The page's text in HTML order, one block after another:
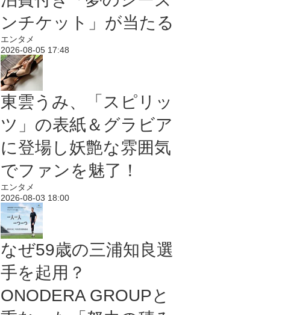
ンチケット」が当たる
エンタメ
2026-08-05 17:48
東雲うみ、「スピリッ
ツ」の表紙＆グラビア
に登場し妖艶な雰囲気
でファンを魅了！
エンタメ
2026-08-03 18:00
なぜ59歳の三浦知良選
手を起用？
ONODERA GROUPと